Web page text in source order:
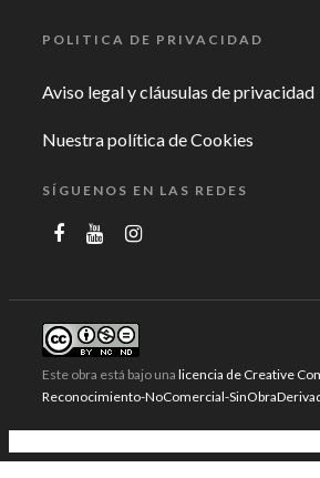
POLITICA DE PRIVACIDAD
Aviso legal y cláusulas de privacidad
Nuestra política de Cookies
SÍGUENOS EN LAS REDES
Este obra está bajo una licencia de Creative
Reconocimiento-NoComercial-